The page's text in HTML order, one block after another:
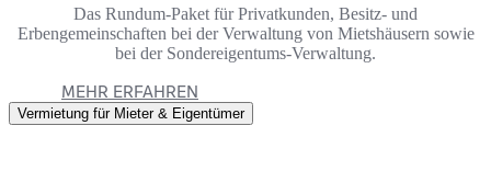
Das Rundum-Paket für Privatkunden, Besitz- und
Erbengemeinschaften bei der Verwaltung von Mietshäusern sowie
bei der Sondereigentums-Verwaltung.
MEHR ERFAHREN
Vermietung für Mieter & Eigentümer